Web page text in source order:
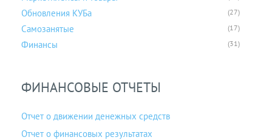
Обновления КУБа (27)
Самозанятые (17)
Финансы (31)
ФИНАНСОВЫЕ ОТЧЕТЫ
Отчет о движении денежных средств
Отчет о финансовых результатах